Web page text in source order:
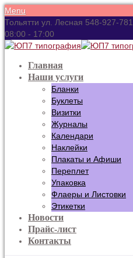
Menu
Тольятти ул. Лесная 548-927-
08:00 - 17:00
Главная
Наши услуги
Бланки
Буклеты
Визитки
Журналы
Календари
Наклейки
Плакаты и Афиши
Переплет
Упаковка
Флаеры и Листовки
Этикетки
Новости
Прайс-лист
Контакты